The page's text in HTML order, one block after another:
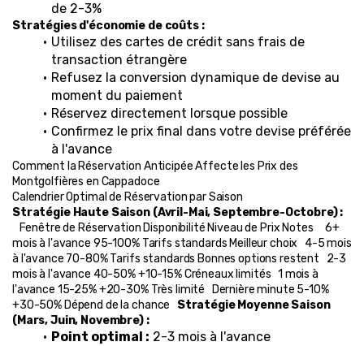
de 2-3%
Stratégies d'économie de coûts :
Utilisez des cartes de crédit sans frais de
transaction étrangère
Refusez la conversion dynamique de devise au
moment du paiement
Réservez directement lorsque possible
Confirmez le prix final dans votre devise préférée
à l'avance
Comment la Réservation Anticipée Affecte les Prix des
Montgolfières en Cappadoce
Calendrier Optimal de Réservation par Saison
Stratégie Haute Saison (Avril-Mai, Septembre-Octobre) :
mois à l'avance 95-100% Tarifs standards Meilleur choix   4-5 mois
à l'avance 70-80% Tarifs standards Bonnes options restent   2-3
mois à l'avance 40-50% +10-15% Créneaux limités   1 mois à
l'avance 15-25% +20-30% Très limité   Dernière minute 5-10%
+30-50% Dépend de la chance Stratégie Moyenne Saison
(Mars, Juin, Novembre) :
Point optimal : 2-3 mois à l'avance